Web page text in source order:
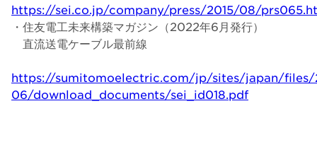
https://sei.co.jp/company/press/2015/08/
・住友電工未来構築マガジン（2022年6月発行）
直流送電ケーブル最前線
https://sumitomoelectric.com/jp/sites/japan/files/
06/download_documents/sei_id018.pdf